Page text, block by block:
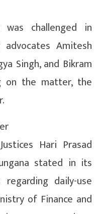
was challenged in
advocates Amitesh
Singh, and Bikram
on the matter, the
Hari Prasad
stated in its
daily-use
of Finance and